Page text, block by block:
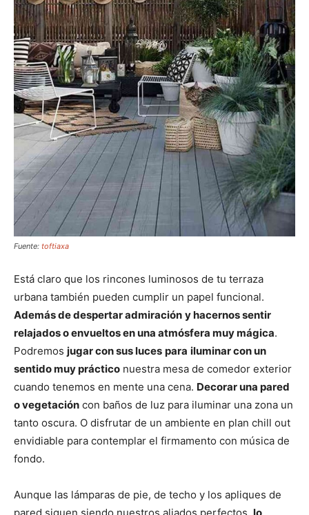
Fuente: toftiaxa
Está claro que los rincones luminosos de tu terraza
urbana también pueden cumplir un papel funcional.
Además de despertar admiración y hacernos sentir
relajados o envueltos en una atmósfera muy mágica.
Podremos jugar con sus luces para iluminar con un
sentido muy práctico nuestra mesa de comedor exterior
cuando tenemos en mente una cena. Decorar una pared
o vegetación con baños de luz para iluminar una zona un
tanto oscura. O disfrutar de un ambiente en plan chill out
envidiable para contemplar el firmamento con música de
fondo.
Aunque las lámparas de pie, de techo y los apliques de